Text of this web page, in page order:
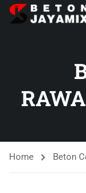
Home Beton